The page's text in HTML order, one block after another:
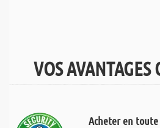
VOS AVANTAGES
Acheter en